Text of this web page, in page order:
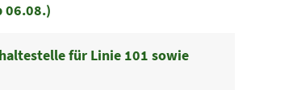
06.08.)
für Linie 101 sowie